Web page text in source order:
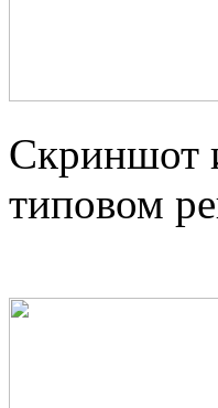
Скриншот
типовом